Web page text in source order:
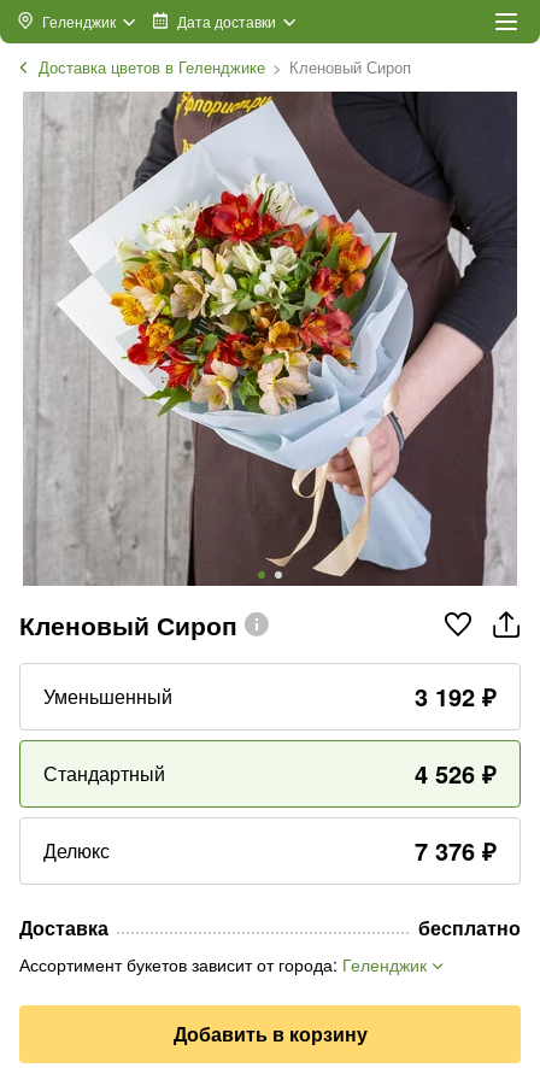
Геленджик Дата доставки
Доставка цветов в Геленджике Кленовый Сироп
Кленовый Сироп
Уменьшенный 3 192 ₽
Стандартный 4 526 ₽
Делюкс 7 376 ₽
Доставка бесплатно
Ассортимент букетов зависит от города: Геленджик
Добавить в корзину